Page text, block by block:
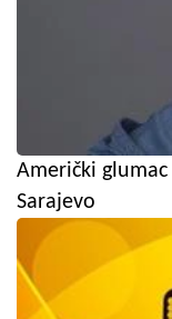
Američki
Sarajevo